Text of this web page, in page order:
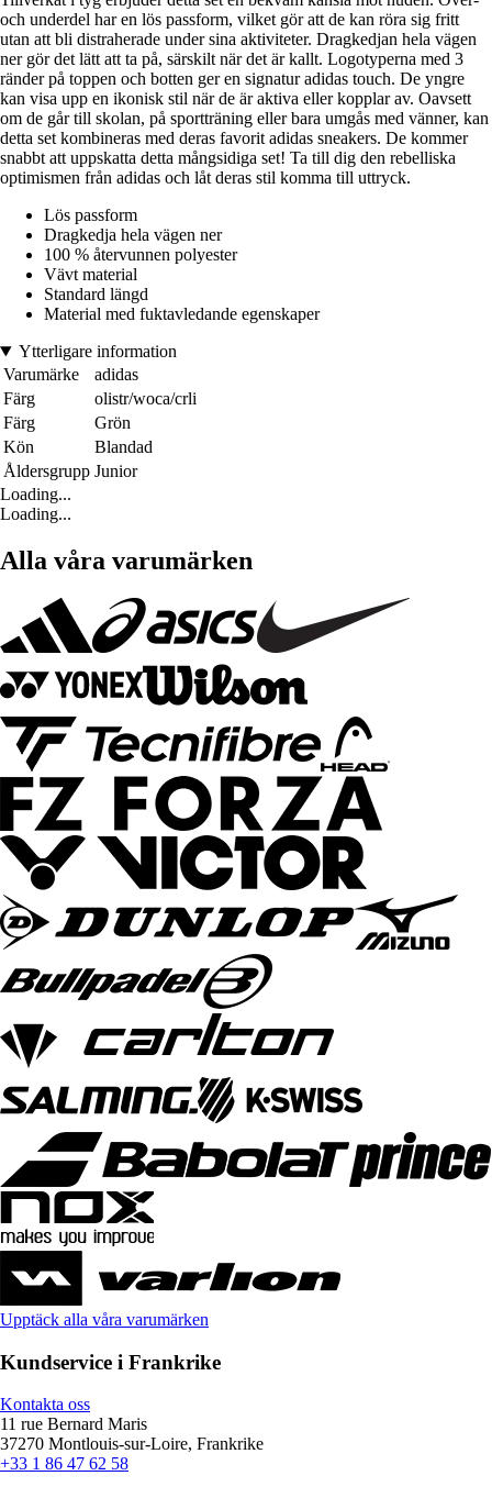
och underdel har en lös passform, vilket gör att de kan röra sig fritt
utan att bli distraherade under sina aktiviteter. Dragkedjan hela vägen
ner gör det lätt att ta på, särskilt när det är kallt. Logotyperna med 3
ränder på toppen och botten ger en signatur adidas touch. De yngre
kan visa upp en ikonisk stil när de är aktiva eller kopplar av. Oavsett
om de går till skolan, på sportträning eller bara umgås med vänner, kan
detta set kombineras med deras favorit adidas sneakers. De kommer
snabbt att uppskatta detta mångsidiga set! Ta till dig den rebelliska
optimismen från adidas och låt deras stil komma till uttryck.
Lös passform
Dragkedja hela vägen ner
100 % återvunnen polyester
Vävt material
Standard längd
Material med fuktavledande egenskaper
Ytterligare information
Varumärke
adidas
Färg
olistr/woca/crli
Färg
Grön
Kön
Blandad
Åldersgrupp Junior
Loading...
Loading...
Alla våra varumärken
Upptäck alla våra varumärken
Kundservice i Frankrike
Kontakta oss
11 rue Bernard Maris
37270 Montlouis-sur-Loire, Frankrike
+33 1 86 47 62 58